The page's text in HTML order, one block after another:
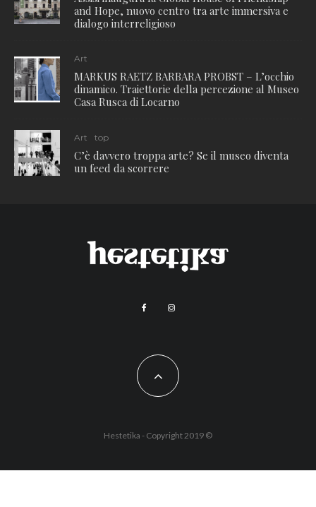
and Hope, nuovo centro tra arte immersiva e
dialogo interreligioso
Art
MARKUS RAETZ BARBARA PROBST – L’occhio
dinamico. Traiettorie della percezione al Museo
Casa Rusca di Locarno
Art top
C’è davvero troppa arte? Se il museo diventa
un feed da scorrere
Hestetika - Copyright 2019 ©